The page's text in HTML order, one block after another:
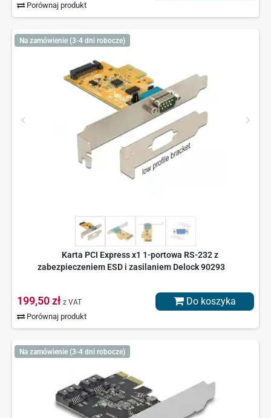
Porównaj produkt
Na zamówienie (3-4 dni robocze)
Karta PCI Express x1 1-portowa RS-232 z
zabezpieczeniem ESD i zasilaniem Delock 90293
199,50 zł z VAT
Porównaj produkt
Do koszyka
Na zamówienie (3-4 dni robocze)